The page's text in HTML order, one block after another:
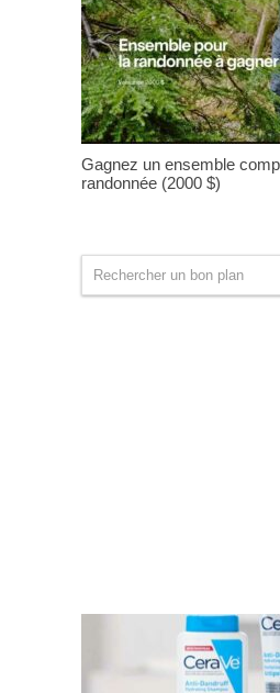
Gagnez un ensemble
randonnée (2000 $)